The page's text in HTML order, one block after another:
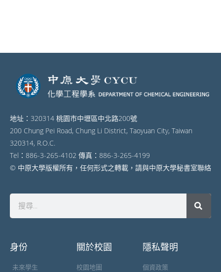
地址：320314 桃園市中壢區中北路200號
200 Chung Pei Road, Chung Li District, Taoyuan City, Taiwan
320314, R.O.C.
Tel：886-3-265-4102 傳真：886-3-265-4199
© 中原大學版權所有，任何形式之轉載，請與中原大學秘書室聯絡
身份
未來學生
關於校園
校園地圖
隱私聲明
個資政策